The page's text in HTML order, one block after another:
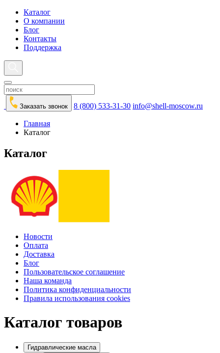
Каталог
О компании
Блог
Контакты
Поддержка
Заказать звонок 8 (800) 533-31-30 info@shell-moscow.ru
Главная
Каталог
Каталог
Новости
Оплата
Доставка
Блог
Пользовательское соглашение
Наша команда
Политика конфиденциальности
Правила использования cookies
Каталог товаров
Гидравлические масла